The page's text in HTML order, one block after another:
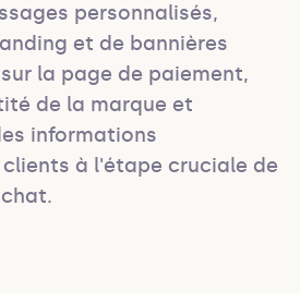
personnalisés,
et de bannières
la page de paiement,
de la marque et
informations
à l'étape cruciale de